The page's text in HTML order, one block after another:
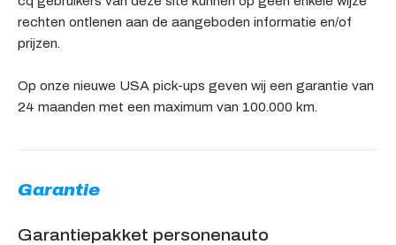
rechten ontlenen aan de aangeboden informatie en/of
prijzen.
Op onze nieuwe USA pick-ups geven wij een garantie van
24 maanden met een maximum van 100.000 km.
Garantie
Garantiepakket personenauto